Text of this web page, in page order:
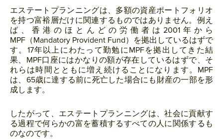
エステートプランニングは、多額の資産ポートフォリオ
を持つ富裕層だけに関連するものではありません。例え
ば、香港のほとんどの労働者は2001年から
MPF（Mandatory Provident Fund）を拠出しているはずで
す。17年以上にわたって勤勉にMPFを拠出してきた結
果、MPF口座にはかなりの額が存在しているはずで、そ
れらは時間とともに増え続けることになります。MPF
は、65歳に達する前に死亡した場合にも財産の一部を形
成します。
したがって、エステートプランニングは、社会に貢献す
る過程で何らかの富を蓄積するすべての人に関係するも
のなのです。